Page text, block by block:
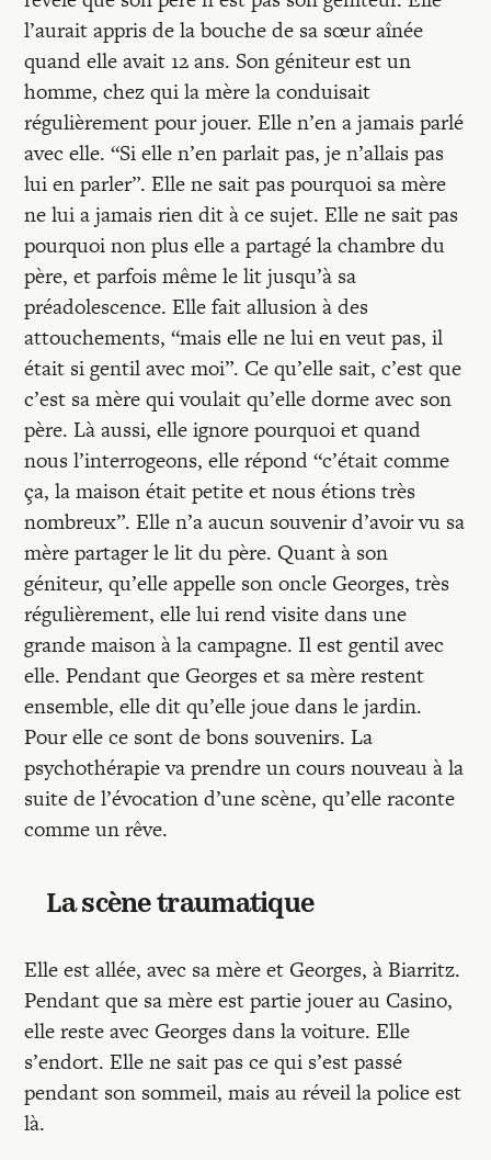
l’aurait appris de la bouche de sa sœur aînée
quand elle avait 12 ans. Son géniteur est un
homme, chez qui la mère la conduisait
régulièrement pour jouer. Elle n’en a jamais parlé
avec elle. “Si elle n’en parlait pas, je n’allais pas
lui en parler”. Elle ne sait pas pourquoi sa mère
ne lui a jamais rien dit à ce sujet. Elle ne sait pas
pourquoi non plus elle a partagé la chambre du
père, et parfois même le lit jusqu’à sa
préadolescence. Elle fait allusion à des
attouchements, “mais elle ne lui en veut pas, il
était si gentil avec moi”. Ce qu’elle sait, c’est que
c’est sa mère qui voulait qu’elle dorme avec son
père. Là aussi, elle ignore pourquoi et quand
nous l’interrogeons, elle répond “c’était comme
ça, la maison était petite et nous étions très
nombreux”. Elle n’a aucun souvenir d’avoir vu sa
mère partager le lit du père. Quant à son
géniteur, qu’elle appelle son oncle Georges, très
régulièrement, elle lui rend visite dans une
grande maison à la campagne. Il est gentil avec
elle. Pendant que Georges et sa mère restent
ensemble, elle dit qu’elle joue dans le jardin.
Pour elle ce sont de bons souvenirs. La
psychothérapie va prendre un cours nouveau à la
suite de l’évocation d’une scène, qu’elle raconte
comme un rêve.
La scène traumatique
Elle est allée, avec sa mère et Georges, à Biarritz.
Pendant que sa mère est partie jouer au Casino,
elle reste avec Georges dans la voiture. Elle
s’endort. Elle ne sait pas ce qui s’est passé
pendant son sommeil, mais au réveil la police est
là.